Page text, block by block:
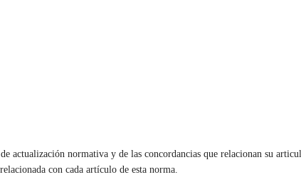
actualización normativa y de las concordancias que relacionan su
con cada artículo de esta norma.